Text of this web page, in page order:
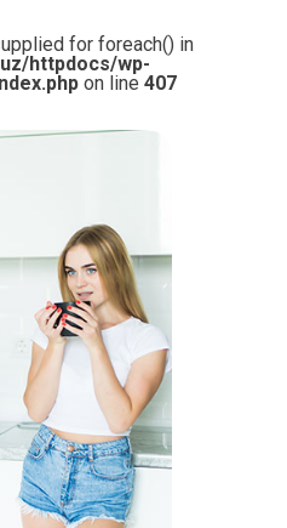
for foreach() in
httpdocs/wp-
on line 407